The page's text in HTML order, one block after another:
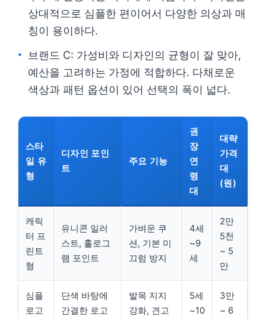
상대적으로 심플한 편이어서 다양한 의상과 매
칭이 용이하다.
브랜드 C: 가성비와 디자인의 균형이 잘 맞아,
예산을 고려하는 가정에 적합하다. 다채로운
색상과 패턴 옵션이 있어 선택의 폭이 넓다.
스타
일 유
형
디자인 포인
트
주요 기능
권
장
연
령
대
대략
가격
대
(원)
캐릭
터 프
린트
형
유니콘 일러
스트, 홀로그
램 포인트
가벼운 쿠
션, 기본 미
끄럼 방지
4세
~9
세
2만
5천
~ 5
만
심플
로고
단색 바탕에
간결한 로고
발목 지지
강화, 견고
5세
~10
3만
~ 6